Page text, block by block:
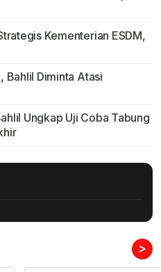
Kementerian ESDM,
Bahlil Diminta Atasi
Ungkap Uji Coba Tabung
>